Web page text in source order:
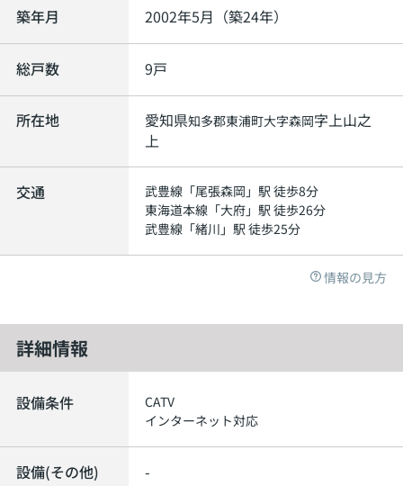
築年月 2002年5月（築24年）
総戸数 9戸
所在地 愛知県知多郡東浦町大字森岡字上山之
上
交通 武豊線 「尾張森岡 」駅 徒歩8分
東海道本線 「大府」駅 徒歩26分
武豊線 「緒川 」駅 徒歩25分
情報の見方
詳細情報
設備条件
CATV
インターネット対応
設備(その他) -